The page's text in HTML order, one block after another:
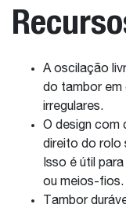
A oscilação
do tambor em
irregulares.
O design com
direito do rolo
Isso é útil
ou meios-fios.
Tambor